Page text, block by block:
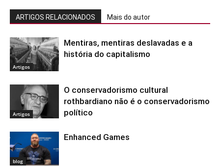
ARTIGOS RELACIONADOS Mais do autor
Artigos
Mentiras, mentiras deslavadas e a
história do capitalismo
Artigos
O conservadorismo cultural
rothbardiano não é o conservadorismo
político
blog
Enhanced Games